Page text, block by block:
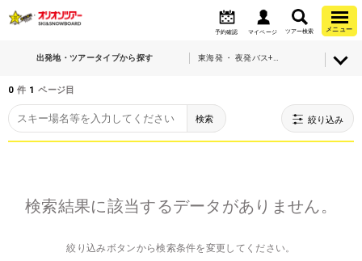
予約確認 マイページ ツアー検索 メニュー
出発地・ツアータイプから探す
0 件 1 ページ目
検索 絞り込み
検索結果に該当するデータがありません。
絞り込みボタンから検索条件を変更してください。